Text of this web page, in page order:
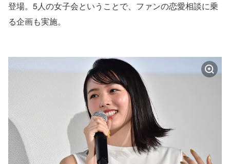
登場。5人の女子会ということで、ファンの恋愛相談に乗
る企画も実施。